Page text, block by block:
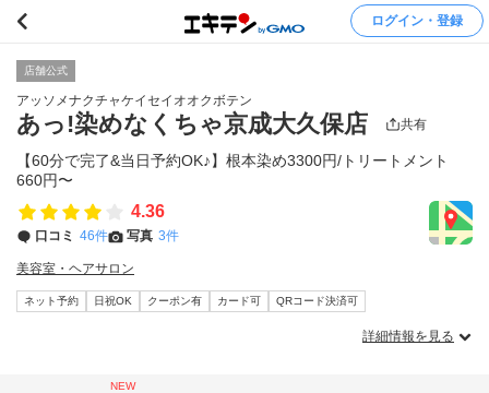
ログイン・登録
店舗公式
アッソメナクチャケイセイオオクボテン
あっ!染めなくちゃ京成大久保店 共有
【60分で完了&当日予約OK♪】根本染め3300円/トリートメント
660円〜
4.36
口コミ 46件 写真 3件
美容室・ヘアサロン
ネット予約 日祝OK クーポン有 カード可 QRコード決済可
詳細情報を見る
NEW